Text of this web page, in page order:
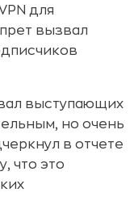
для
вызвал
выступающих
но очень
в отчете
что это